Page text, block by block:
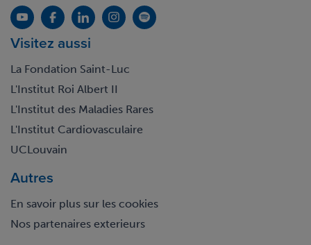
Visitez aussi
La Fondation Saint-Luc
L'Institut Roi Albert II
L'Institut des Maladies Rares
L'Institut Cardiovasculaire
UCLouvain
Autres
En savoir plus sur les cookies
Nos partenaires exterieurs